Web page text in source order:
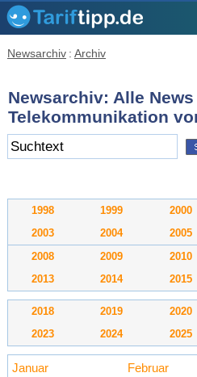
Newsarchiv : Archiv
Newsarchiv: Alle
Telekommunikation
1998 1999 2000
2003
2004 2005
2008 2009 2010
2013
2014 2015
2018 2019 2020
2023
2024 2025
Januar Februar